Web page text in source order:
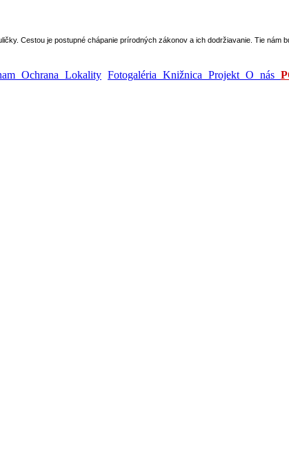
Cestou je postupné chápanie prírodných zákonov a ich dodržiavanie. Tie nám
Ochrana Lokality Fotogaléria Knižnica Projekt O nás